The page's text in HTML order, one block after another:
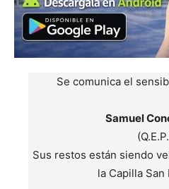
Se comunica el
Samuel
Sus restos están siendo
la Capilla San